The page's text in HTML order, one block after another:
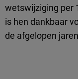
wetswijziging per
is hen dankbaar
de afgelopen